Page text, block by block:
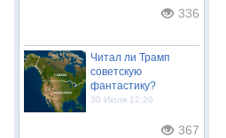
336
Читал ли Трамп
советскую
фантастику?
30 Июля 12:20
367